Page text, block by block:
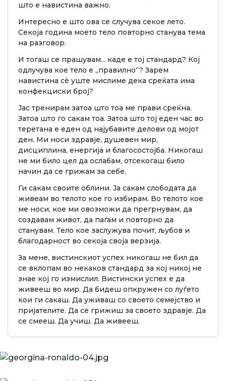
што е навистина важно.
Интересно е што ова се случува секое лето.
Секоја година моето тело повторно станува тема
на разговор.
И тогаш се прашувам... каде е тој стандард? Кој
одлучува кое тело е „правилно“? Зарем
навистина сè уште мислиме дека среќата има
конфекциски број?
Јас тренирам затоа што тоа ме прави среќна.
Затоа што го сакам тоа. Затоа што тој еден час во
теретана е еден од најубавите делови од мојот
ден. Ми носи здравје, душевен мир,
дисциплина, енергија и благосостојба. Никогаш
не ми било цел да ослабам, отсекогаш било
начин да се грижам за себе.
Ги сакам своите облини. Ја сакам слободата да
живеам во телото кое го избирам. Во телото кое
ме носи, кое ми овозможи да прегрнувам, да
создавам живот, да паѓам и повторно да
станувам. Тело кое заслужува почит, љубов и
благодарност во секоја своја верзија.
За мене, вистинскиот успех никогаш не бил да
се вклопам во некаков стандард за кој никој не
знае кој го измислил. Вистински успех е да
живееш во мир. Да бидеш опкружен со луѓето
кои ги сакаш. Да уживаш со своето семејство и
пријателите. Да се грижиш за своето здравје. Да
се смееш. Да учиш. Да живееш.